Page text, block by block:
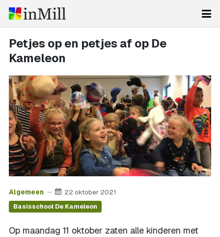
Petjes op en petjes af op De
Kameleon
Algemeen 22 oktober 2021
Basisschool De Kameleon
Op maandag 11 oktober zaten alle kinderen met